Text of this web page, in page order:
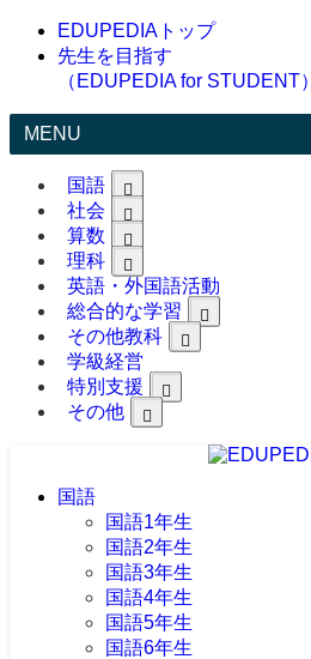
EDUPEDIAトップ
先生を目指す
（EDUPEDIA for STUDENT）
MENU
国語
社会
算数
理科
英語・外国語活動
総合的な学習
その他教科
学級経営
特別支援
その他
国語
国語1年生
国語2年生
国語3年生
国語4年生
国語5年生
国語6年生